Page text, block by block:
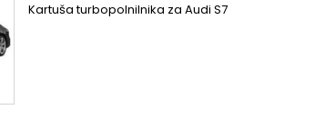
Kartuša turbopolnilnika za Audi S7